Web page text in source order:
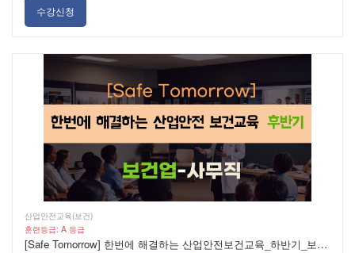
수강신청
산업안전교육(보건)
훈련등급: A 등급
[Safe Tomorrow] 한번에 해결하는 산업안전보건교육_하반기_보건업_사무직